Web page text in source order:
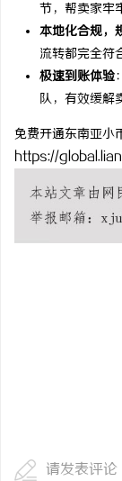
节，帮卖家牢
本地化合规，
流转都完全符
极速到账体验
队，有效缓解
免费开通东南亚小
https://
请发表评论